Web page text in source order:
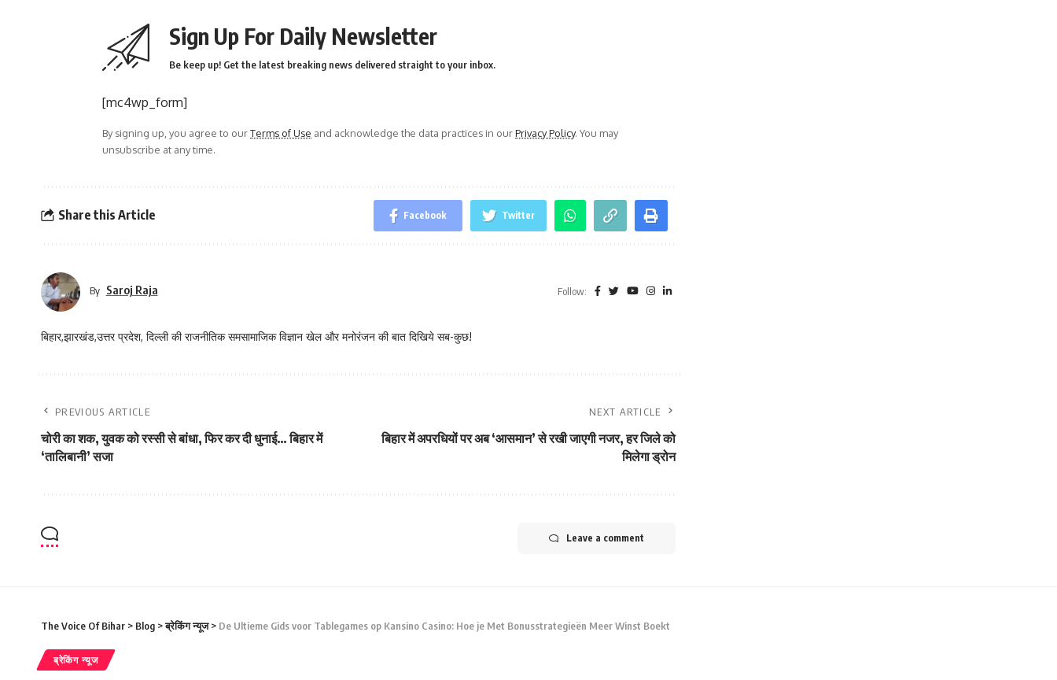
Sign Up For Daily Newsletter
Be keep up! Get the latest breaking news delivered straight to your inbox.
[mc4wp_form]
By signing up, you agree to ourTerms of Use and acknowledge the data practices in ourPrivacy Policy. You may
unsubscribe at any time.
Share this Article Facebook Twitter
By Saroj Raja Follow:
बिहार,झारखंड,उत्तर प्रदेश, दिल्ली की राजनीतिक समसामाजिक विज्ञान खेल और मनोरंजन की बात दिखिये सब-कुछ!
PREVIOUS ARTICLE
चोरी का शक, युवक को रस्सी से बांधा, फिर कर दी धुनाई… बिहार में
‘तालिबानी’ सजा
NEXT ARTICLE
बिहार में अपरधियों पर अब ‘आसमान’ से रखी जाएगी नजर, हर जिले को
मिलेगा ड्रोन
Leave a comment
The Voice Of Bihar > Blog >ब्रेकिंग न्यूज> De Ultieme Gids voor Tablegames op Kansino Casino: Hoe je Met Bonusstrategieën Meer Winst Boekt
ब्रेकिंग न्यूज